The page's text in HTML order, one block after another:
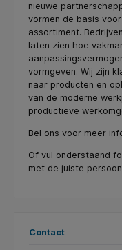
nieuwe
vormen de basis
assortiment.
laten zien hoe
vormgeven. Wij zijn
naar producten en
van de moderne
productieve
Bel ons voor meer
Of vul onderstaand
met de juiste
Contact